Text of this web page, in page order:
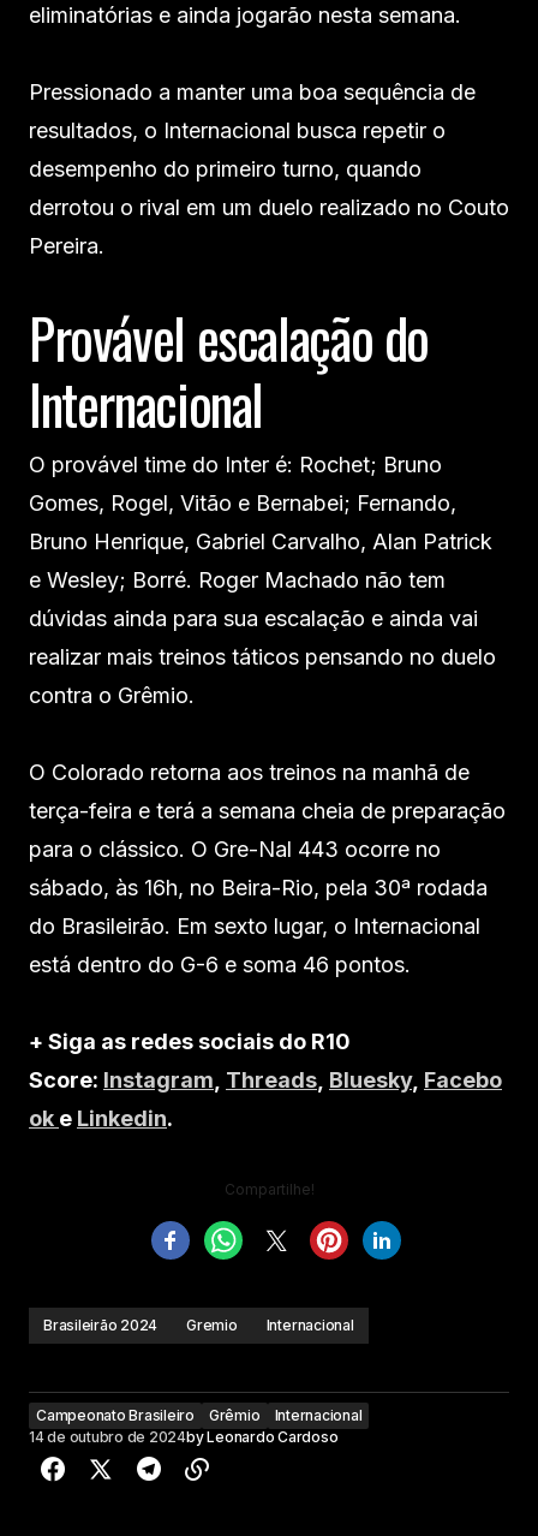
eliminatórias e ainda jogarão nesta semana.
Pressionado a manter uma boa sequência de
resultados, o Internacional busca repetir o
desempenho do primeiro turno, quando
derrotou o rival em um duelo realizado no Couto
Pereira.
Provável escalação do
Internacional
O provável time do Inter é: Rochet; Bruno
Gomes, Rogel, Vitão e Bernabei; Fernando,
Bruno Henrique, Gabriel Carvalho, Alan Patrick
e Wesley; Borré. Roger Machado não tem
dúvidas ainda para sua escalação e ainda vai
realizar mais treinos táticos pensando no duelo
contra o Grêmio.
O Colorado retorna aos treinos na manhã de
terça-feira e terá a semana cheia de preparação
para o clássico. O Gre-Nal 443 ocorre no
sábado, às 16h, no Beira-Rio, pela 30ª rodada
do Brasileirão. Em sexto lugar, o Internacional
está dentro do G-6 e soma 46 pontos.
+ Siga as redes sociais do R10
Score: Instagram Threads Bluesky, Facebo
ok e Linkedin.
Compartilhe!
Brasileirão 2024 Gremio Internacional
Campeonato Brasileiro Grêmio
Internacional
14 de outubro de 2024byLeonardo Cardoso